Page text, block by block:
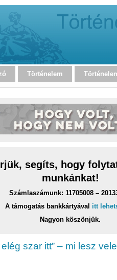
Történelem
segíts, hogy
munkánkat!
Számlaszámunk: 11705008 –
A támogatás bankkártyával itt
Nagyon köszönjük.
szar itt” – mi lesz